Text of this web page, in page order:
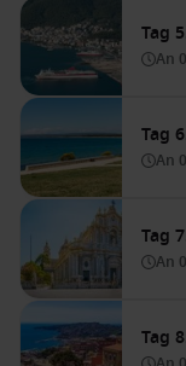
Tag
An
Tag
An
Tag
An
Tag